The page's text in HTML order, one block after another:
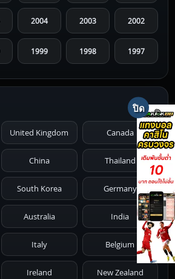
2004 2003 2002
1999 1998 1997
1994 1993 1992
1987
1984 1983 1982
1979 1978 1977
1974 1973 1972
1969 1968 1967
1964 1963 1962
United Kingdom Canada
China Thailand
South Korea Germany
Australia India
Italy Belgium
Ireland New Zealand